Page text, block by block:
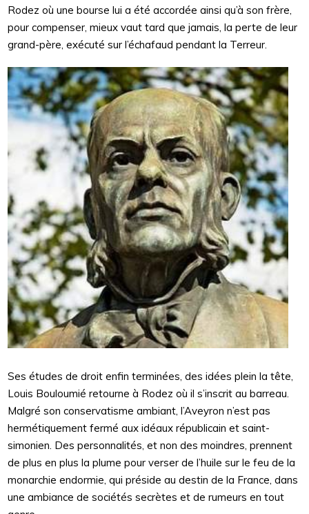
Rodez où une bourse lui a été accordée ainsi qu’à son frère,
pour compenser, mieux vaut tard que jamais, la perte de leur
grand-père, exécuté sur l’échafaud pendant la Terreur.
Ses études de droit enfin terminées, des idées plein la tête,
Louis Bouloumié retourne à Rodez où il s’inscrit au barreau.
Malgré son conservatisme ambiant, l’Aveyron n’est pas
hermétiquement fermé aux idéaux républicain et saint-
simonien. Des personnalités, et non des moindres, prennent
de plus en plus la plume pour verser de l’huile sur le feu de la
monarchie endormie, qui préside au destin de la France, dans
une ambiance de sociétés secrètes et de rumeurs en tout